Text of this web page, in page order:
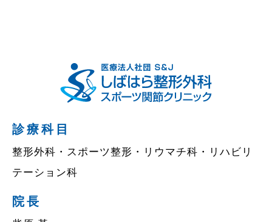
診療科目
整形外科・スポーツ整形・リウマチ科・リハビリ
テーション科
院長